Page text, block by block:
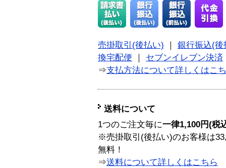
売掛取引(後払い)
銀行振込(後
換宅配便
セブンイレブン決済
⇒支払方法について詳しくはこ
送料について
1つのご注文毎に一律1,100円(税
※売掛取引(後払い)のお客様は
無料！
⇒送料について詳しくはこちら